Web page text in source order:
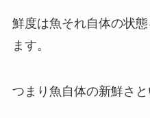
鮮度は魚それ自体の状
ます。
つまり魚自体の新鮮さと